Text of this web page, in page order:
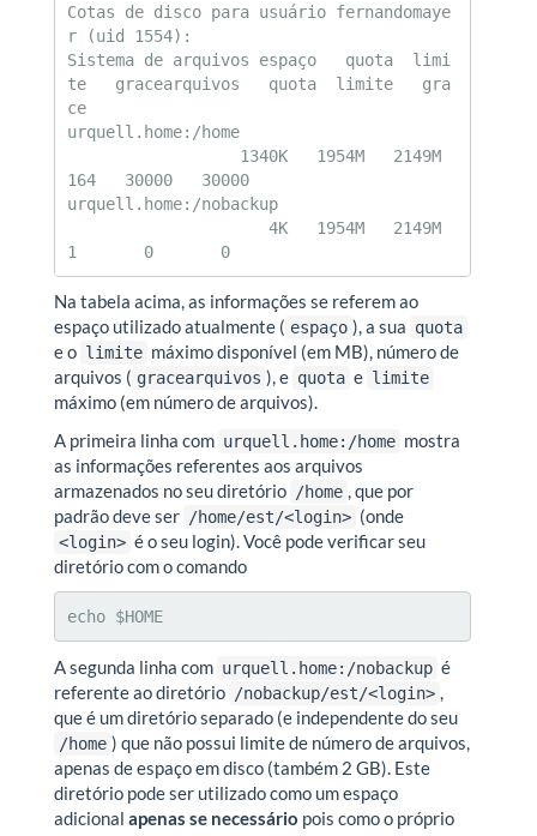
Cotas de disco para usuário fernandomaye
r (uid 1554):
Sistema de arquivos espaço   quota  limi
te   gracearquivos   quota  limite   gra
ce
urquell.home:/home
164   30000   30000
urquell.home:/nobackup
1       0       0
Na tabela acima, as informações se referem ao
espaço utilizado atualmente ( espaço ), a sua quota
e o limite máximo disponível (em MB), número de
arquivos ( gracearquivos ), e quota e limite
máximo (em número de arquivos).
A primeira linha com urquell.home:/home mostra
as informações referentes aos arquivos
armazenados no seu diretório /home
, que por
padrão deve ser /home/est/<login> (onde
<login> é o seu login). Você pode verificar seu
diretório com o comando
echo $HOME
A segunda linha com urquell.home:/nobackup é
referente ao diretório /nobackup/est/<login>
que é um diretório separado (e independente do seu
/home ) que não possui limite de número de arquivos,
apenas de espaço em disco (também 2 GB). Este
diretório pode ser utilizado como um espaço
adicional apenas se necessário pois como o próprio